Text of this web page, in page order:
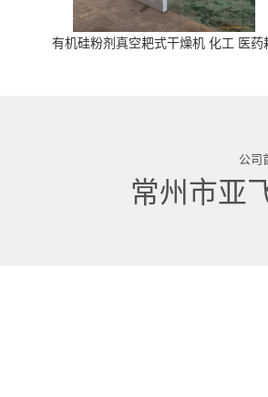
有机硅粉剂真空耙式干燥机 化工 医药
公司
常州市亚